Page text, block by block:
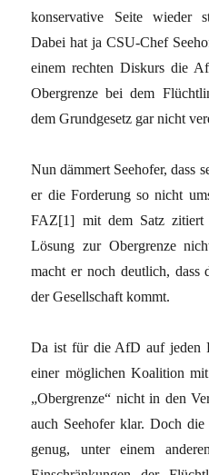
konservative Seite wieder
Dabei hat ja CSU-Chef
einem rechten Diskurs die
Obergrenze bei dem
dem Grundgesetz gar nicht
Nun dämmert Seehofer, dass
er die Forderung so nicht
FAZ[1] mit dem Satz
Lösung zur Obergrenze
macht er noch deutlich, dass
der Gesellschaft kommt.
Da ist für die AfD auf jeden
einer möglichen Koalition
„Obergrenze“ nicht in den
auch Seehofer klar. Doch
genug, unter einem